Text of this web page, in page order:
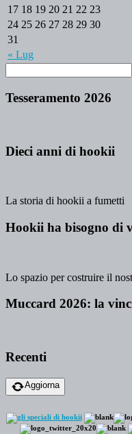
« Lug
17 18 19 20 21 22 23
24 25 26 27 28 29 30
31
Tesseramento 2026
Dieci anni di hookii
La storia di hookii a fumetti
Hookii ha bisogno di
Lo spazio per costruire il
Muccard 2026: la
Recenti
Aggiorna